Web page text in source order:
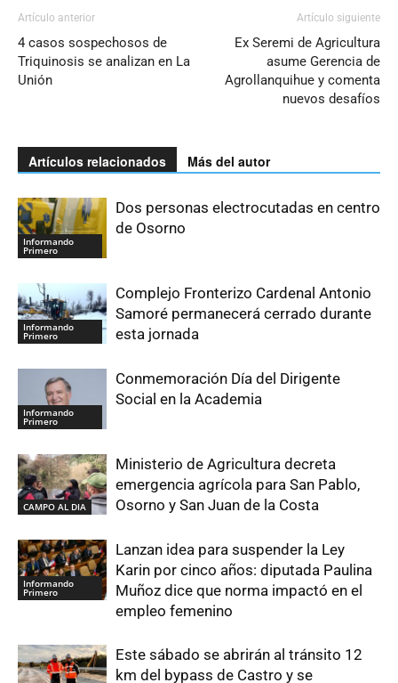
Artículo anterior
4 casos sospechosos de
Triquinosis se analizan en La
Unión
Artículo siguiente
Ex Seremi de Agricultura
asume Gerencia de
Agrollanquihue y comenta
nuevos desafíos
Artículos relacionados Más del autor
Informando
Primero
Dos personas electrocutadas en centro
de Osorno
Informando
Primero
Complejo Fronterizo Cardenal Antonio
Samoré permanecerá cerrado durante
esta jornada
Informando
Primero
Conmemoración Día del Dirigente
Social en la Academia
CAMPO AL DIA
Ministerio de Agricultura decreta
emergencia agrícola para San Pablo,
Osorno y San Juan de la Costa
Informando
Primero
Lanzan idea para suspender la Ley
Karin por cinco años: diputada Paulina
Muñoz dice que norma impactó en el
empleo femenino
Este sábado se abrirán al tránsito 12
km del bypass de Castro y se